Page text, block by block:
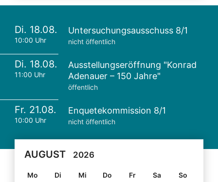
Di. 18.08.
10:00 Uhr
Untersuchungsausschuss 8/1
nicht öffentlich
Di. 18.08.
11:00 Uhr
Ausstellungseröffnung "Konrad
Adenauer – 150 Jahre"
öffentlich
Fr. 21.08.
10:00 Uhr
Enquetekommission 8/1
nicht öffentlich
AUGUST 2026
Mo Di Mi Do Fr Sa
So